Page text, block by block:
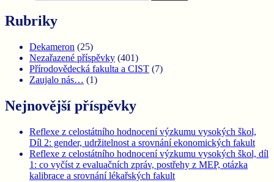
Rubriky
Dekameron (25)
Nezařazené příspěvky (401)
Přírodovědecká fakulta a CIST (7)
Zaujalo nás… (1)
Nejnovější příspěvky
Reflexe z celostátního hodnocení výzkumu vysokých škol,
Díl 2: gender, udržitelnost a srovnání ekonomických fakult
Reflexe z celostátního hodnocení výzkumu vysokých škol, díl
1: co vyčíst z evaluačních zpráv, postřehy z MEP, otázka
kalibrace a srovnání lékařských fakult